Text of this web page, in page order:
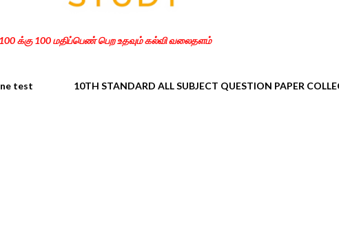
100 க்கு 100 மதிப்பெண் பெற உதவும் கல்வி வலைதளம்
test 10TH STANDARD ALL SUBJECT QUESTION PAPER